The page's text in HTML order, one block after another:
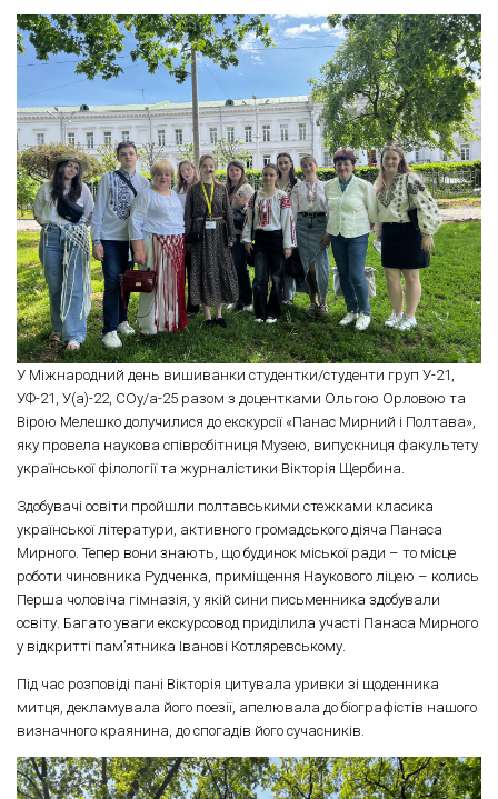
У Міжнародний день вишиванки студентки/студенти груп У-21,
УФ-21, У(а)-22, СОу/а-25 разом з доцентками Ольгою Орловою та
Вірою Мелешко долучилися до екскурсії «Панас Мирний і Полтава»,
яку провела наукова співробітниця Музею, випускниця факультету
української філології та журналістики Вікторія Щербина.
Здобувачі освіти пройшли полтавськими стежками класика
української літератури, активного громадського діяча Панаса
Мирного. Тепер вони знають, що будинок міської ради – то місце
роботи чиновника Рудченка, приміщення Наукового ліцею – колись
Перша чоловіча гімназія, у якій сини письменника здобували
освіту. Багато уваги екскурсовод приділила участі Панаса Мирного
у відкритті пам’ятника Іванові Котляревському.
Під час розповіді пані Вікторія цитувала уривки зі щоденника
митця, декламувала його поезії, апелювала до біографістів нашого
визначного краянина, до спогадів його сучасників.